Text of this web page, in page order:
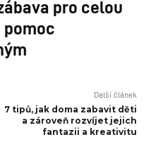
pro celou
Další článek
7 tipů, jak doma zabavit děti
a zároveň rozvíjet jejich
fantazii a kreativitu